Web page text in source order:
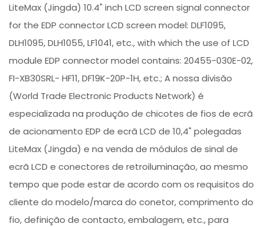
LiteMax (Jingda) 10.4" inch LCD screen signal connector
for the EDP connector LCD screen model: DLF1095,
DLH1095, DLH1055, LF1041, etc., with which the use of LCD
module EDP connector model contains: 20455-030E-02,
FI-XB30SRL- HF11, DF19K-20P-1H, etc.; A nossa divisão
(World Trade Electronic Products Network) é
especializada na produção de chicotes de fios de ecrã
de acionamento EDP de ecrã LCD de 10,4" polegadas
LiteMax (Jingda) e na venda de módulos de sinal de
ecrã LCD e conectores de retroiluminação, ao mesmo
tempo que pode estar de acordo com os requisitos do
cliente do modelo/marca do conetor, comprimento do
fio, definição de contacto, embalagem, etc., para